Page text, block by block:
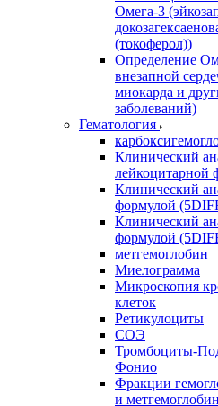
Омега-3
(токоферол))
Определение
внезапной
миокарда и
заболеваний)
Гематология
Клинический
лейкоцитарной
Клинический
формулой
Клинический
формулой
метгемоглобин
Миелограмма
Микроскопия
клеток
Ретикулоциты
СОЭ
Тромбоциты-
Фонио
Фракции
и